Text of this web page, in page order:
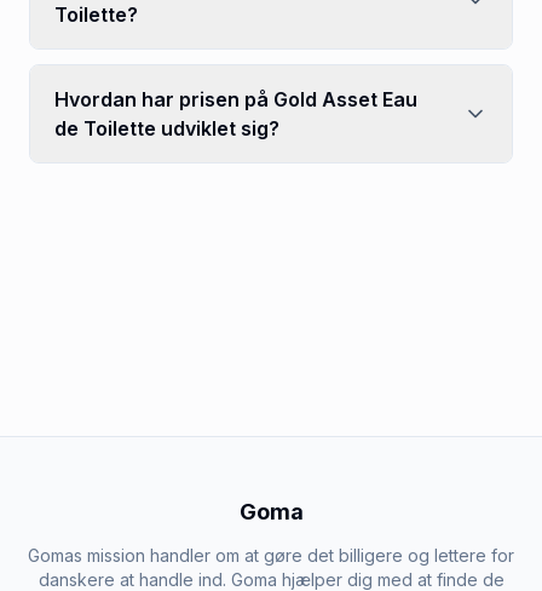
Toilette?
Hvordan har prisen på Gold Asset Eau
de Toilette udviklet sig?
Goma
Gomas mission handler om at gøre det billigere og lettere for
danskere at handle ind. Goma hjælper dig med at finde de